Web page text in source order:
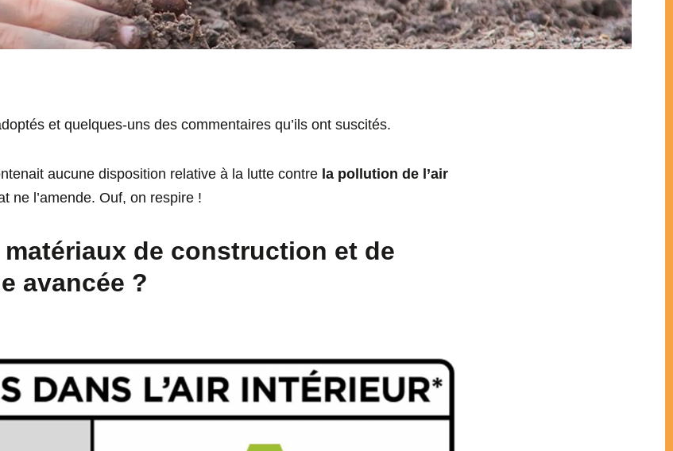
et quelques-uns des commentaires qu’ils ont suscités.
aucune disposition relative à la lutte contre la pollution de l’air
ne l’amende. Ouf, on respire !
de construction et de
avancée ?